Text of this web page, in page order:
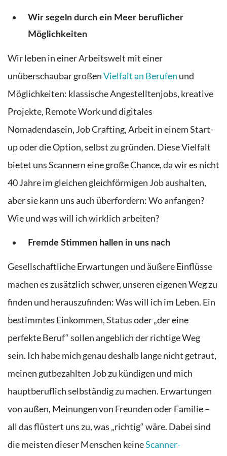
Wir segeln durch ein Meer beruflicher
Möglichkeiten
Wir leben in einer Arbeitswelt mit einer
unüberschaubar großenVielfalt an Berufen und
Möglichkeiten: klassische Angestelltenjobs, kreative
Projekte, Remote Work und digitales
Nomadendasein, Job Crafting, Arbeit in einem Start-
up oder die Option, selbst zu gründen. Diese Vielfalt
bietet uns Scannern eine große Chance, da wir es nicht
40 Jahre im gleichen gleichförmigen Job aushalten,
aber sie kann uns auch überfordern: Wo anfangen?
Wie und was will ich wirklich arbeiten?
Fremde Stimmen hallen in uns nach
Gesellschaftliche Erwartungen und äußere Einflüsse
machen es zusätzlich schwer, unseren eigenen Weg zu
finden und herauszufinden: Was will ich im Leben. Ein
bestimmtes Einkommen, Status oder „der eine
perfekte Beruf“ sollen angeblich der richtige Weg
sein. Ich habe mich genau deshalb lange nicht getraut,
meinen gutbezahlten Job zu kündigen und mich
hauptberuflich selbständig zu machen. Erwartungen
von außen, Meinungen von Freunden oder Familie –
all das flüstert uns zu, was „richtig“ wäre. Dabei sind
die meisten dieser Menschen keineScanner-